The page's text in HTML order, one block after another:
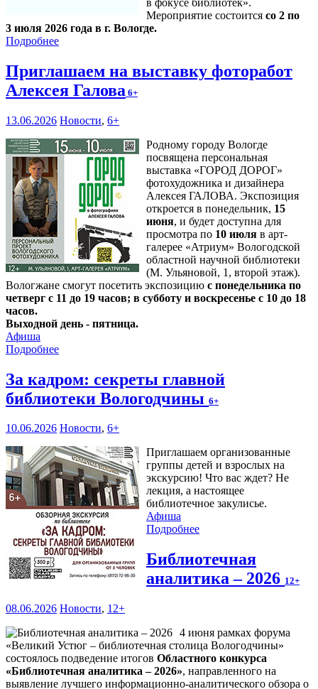
Мероприятие состоится со 2 по
3 июля 2026 года в г. Вологде.
Подробнее
Приглашаем на выставку фоторабот
Алексея Галова 6+
13.06.2026 Новости, 6+
Родному городу Вологде
посвящена персональная
выставка «ГОРОД ДОРОГ»
фотохудожника и дизайнера
Алексея ГАЛОВА. Экспозиция
откроется в понедельник, 15
июня, и будет доступна для
просмотра по 10 июля в арт-
галерее «Атриум» Вологодской
областной научной библиотеки
(М. Ульяновой, 1, второй этаж).
Вологжане смогут посетить экспозицию с понедельника по
четверг с 11 до 19 часов; в субботу и воскресенье с 10 до 18
часов.
Выходной день - пятница.
Афиша
Подробнее
За кадром: секреты главной
библиотеки Вологодчины 6+
10.06.2026 Новости, 6+
Приглашаем организованные
группы детей и взрослых на
экскурсию! Что вас ждет? Не
лекция, а настоящее
библиотечное закулисье.
Афиша
Подробнее
Библиотечная
аналитика – 2026 12+
08.06.2026 Новости, 12+
4 июня рамках форума
«Великий Устюг – библиотечная столица Вологодчины»
состоялось подведение итогов Областного конкурса
«Библиотечная аналитика – 2026», направленного на
выявление лучшего информационно-аналитического обзора о